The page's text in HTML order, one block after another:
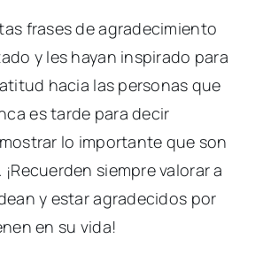
frases de agradecimiento
y les hayan inspirado para
hacia las personas que
es tarde para decir
lo importante que son
siempre valorar a
y estar agradecidos por
en su vida!